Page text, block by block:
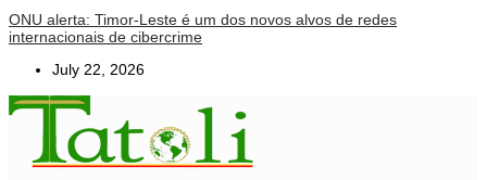
ONU alerta: Timor-Leste é um dos novos alvos de redes
internacionais de cibercrime
July 22, 2026